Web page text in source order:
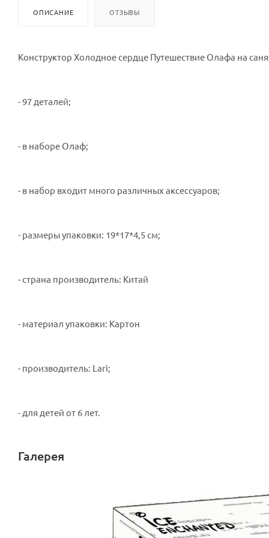
ОПИСАНИЕ ОТЗЫВЫ
Конструктор Холодное сердце Путешествие Олафа на
- 97 деталей;
- в наборе Олаф;
- в набор входит много различных аксессуаров;
- размеры упаковки: 19*17*4,5 см;
- страна производитель: Китай
- материал упаковки: Картон
- производитель: Lari;
- для детей от 6 лет.
Галерея